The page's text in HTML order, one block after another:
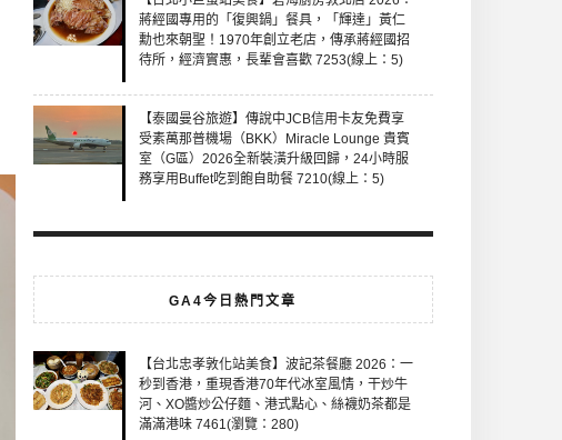
蔣經國專用的「復興鍋」餐具，「輝達」黃仁
勳也來朝聖！1970年創立老店，傳承蔣經國招
待所，經濟實惠，長輩會喜歡 7253(線上：5)
【泰國曼谷旅遊】傳說中JCB信用卡友免費享
受素萬那普機場（BKK）Miracle Lounge 貴賓
室（G區）2026全新裝潢升級回歸，24小時服
務享用Buffet吃到飽自助餐 7210(線上：5)
GA4今日熱門文章
【台北忠孝敦化站美食】波記茶餐廳 2026：一
秒到香港，重現香港70年代冰室風情，干炒牛
河、XO醬炒公仔麵、港式點心、絲襪奶茶都是
滿滿港味 7461(瀏覽：280)